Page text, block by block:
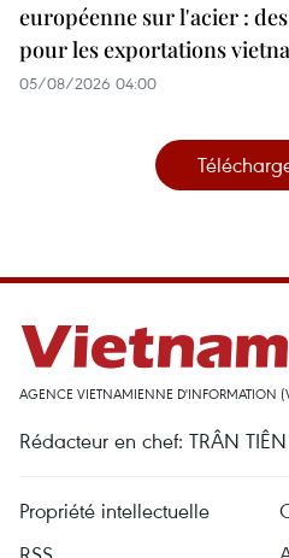
européenne sur l'acier :
pour les exportations
05/08/2026 04:00
AGENCE VIETNAMIENNE D'INFORMATION
Rédacteur en chef: TRÂN
Propriété intellectuelle